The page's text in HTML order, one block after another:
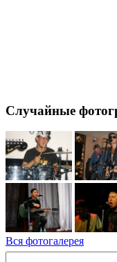
Случайные
Вся фотогалерея